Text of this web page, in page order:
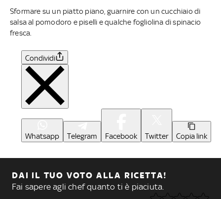
Sformare su un piatto piano, guarnire con un cucchiaio di
salsa al pomodoro e piselli e qualche fogliolina di spinacio
fresca.
Condividi
Whatsapp Telegram Facebook Twitter Copia link
DAI IL TUO VOTO ALLA RICETTA!
Fai sapere agli chef quanto ti è piaciuta.